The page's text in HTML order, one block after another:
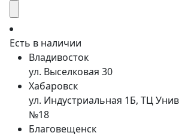
Есть в наличии
Владивосток
ул. Выселковая 30
Хабаровск
ул. Индустриальная 1Б, ТЦ
№18
Благовещенск